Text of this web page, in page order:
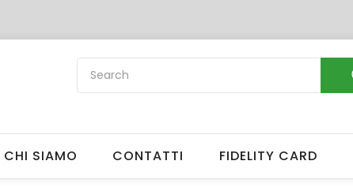
CHI SIAMO CONTATTI FIDELITY CARD
Create wishlist
Wishlist name